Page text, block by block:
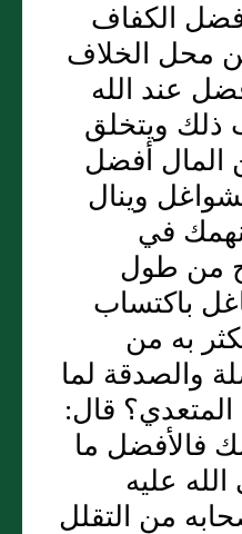
الكفاف
محل الخلاف
عند الله
ذلك ويتخلق
المال أفضل
وينال
في
من طول
باكتساب
به من
والصدقة لما
قال:
فالأفضل ما
عليه
من التقلل